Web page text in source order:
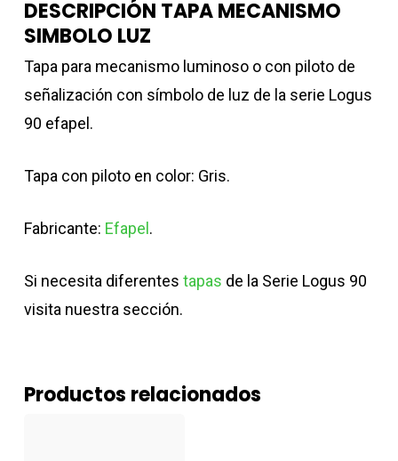
DESCRIPCIÓN TAPA MECANISMO
SIMBOLO LUZ
Tapa para mecanismo luminoso o con piloto de
señalización con símbolo de luz de la serie Logus
90 efapel.
Tapa con piloto en color: Gris.
Fabricante: Efapel.
Si necesita diferentes tapas de la Serie Logus 90
visita nuestra sección.
Productos relacionados